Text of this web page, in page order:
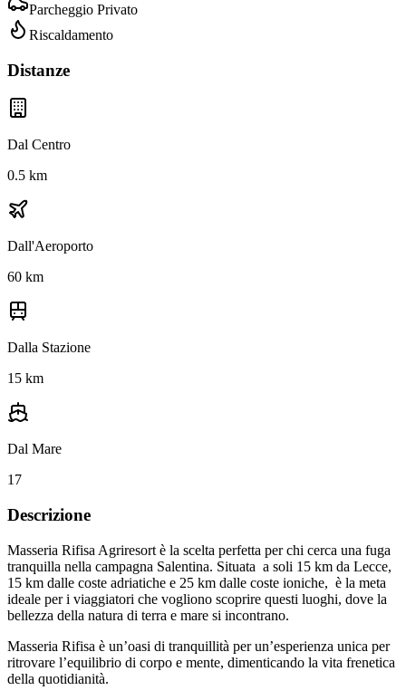
Parcheggio Privato
Riscaldamento
Distanze
Dal Centro
0.5 km
Dall'Aeroporto
60 km
Dalla Stazione
15 km
Dal Mare
17
Descrizione
Masseria Rifisa Agriresort è la scelta perfetta per chi cerca una fuga
tranquilla nella campagna Salentina. Situata a soli 15 km da Lecce,
15 km dalle coste adriatiche e 25 km dalle coste ioniche, è la meta
ideale per i viaggiatori che vogliono scoprire questi luoghi, dove la
bellezza della natura di terra e mare si incontrano.
Masseria Rifisa è un’oasi di tranquillità per un’esperienza unica per
ritrovare l’equilibrio di corpo e mente, dimenticando la vita frenetica
della quotidianità.